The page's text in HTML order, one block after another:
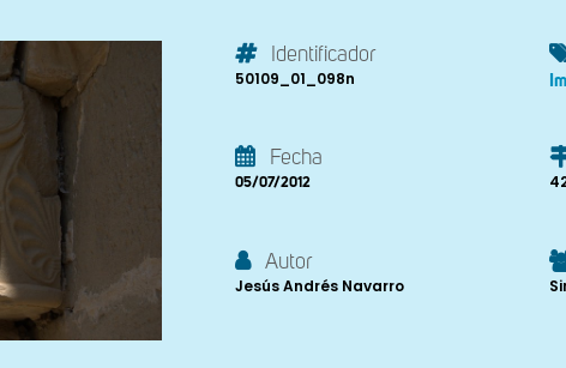
Identificador
50109_01_098n
Fecha
05/07/2012
Autor
Jesús Andrés Navarro